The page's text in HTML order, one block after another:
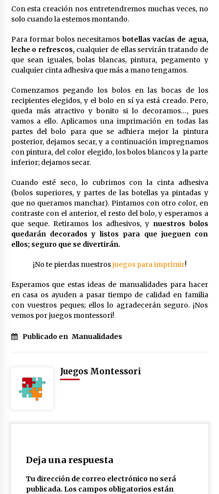
Con esta creación nos entretendremos muchas veces, no
solo cuando la estemos montando.
Para formar bolos necesitamos botellas vacías de agua,
leche o refrescos, cualquier de ellas servirán tratando de
que sean iguales, bolas blancas, pintura, pegamento y
cualquier cinta adhesiva que más a mano tengamos.
Comenzamos pegando los bolos en las bocas de los
recipientes elegidos, y el bolo en sí ya está creado. Pero,
queda más atractivo y bonito si lo decoramos…, pues
vamos a ello. Aplicamos una imprimación en todas las
partes del bolo para que se adhiera mejor la pintura
posterior, dejamos secar, y a continuación impregnamos
con pintura, del color elegido, los bolos blancos y la parte
inferior; dejamos secar.
Cuando esté seco, lo cubrimos con la cinta adhesiva
(bolos superiores, y partes de las botellas ya pintadas y
que no queramos manchar). Pintamos con otro color, en
contraste con el anterior, el resto del bolo, y esperamos a
que seque. Retiramos los adhesivos, y nuestros bolos
quedarán decorados y listos para que jueguen con
ellos; seguro que se divertirán.
¡No te pierdas nuestrosjuegos para imprimir!
Esperamos que estas ideas de manualidades para hacer
en casa os ayuden a pasar tiempo de calidad en familia
con vuestros peques; ellos lo agradecerán seguro. ¡Nos
vemos por juegos montessori!
Publicado en Manualidades
Juegos Montessori
Deja una respuesta
Tu dirección de correo electrónico no será
publicada. Los campos obligatorios están